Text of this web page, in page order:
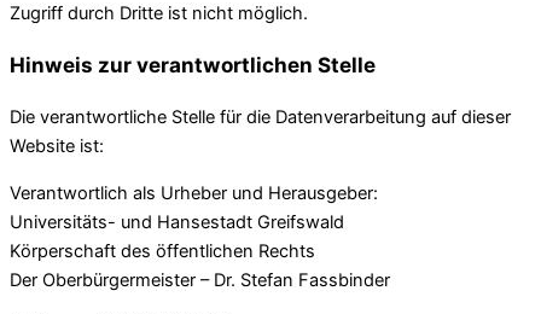
Zugriff durch Dritte ist nicht möglich.
Hinweis zur verantwortlichen Stelle
Die verantwortliche Stelle für die Datenverarbeitung auf dieser
Website ist:
Verantwortlich als Urheber und Herausgeber:
Universitäts- und Hansestadt Greifswald
Körperschaft des öffentlichen Rechts
Der Oberbürgermeister – Dr. Stefan Fassbinder